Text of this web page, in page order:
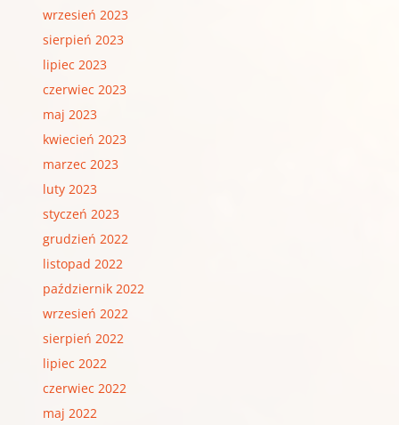
wrzesień 2023
sierpień 2023
lipiec 2023
czerwiec 2023
maj 2023
kwiecień 2023
marzec 2023
luty 2023
styczeń 2023
grudzień 2022
listopad 2022
październik 2022
wrzesień 2022
sierpień 2022
lipiec 2022
czerwiec 2022
maj 2022